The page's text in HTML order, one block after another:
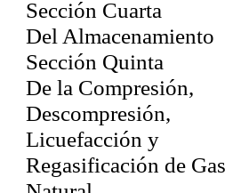
Sección Cuarta
Del Almacenamiento
Sección Quinta
De la Compresión,
Descompresión,
Licuefacción y
Regasificación de Gas